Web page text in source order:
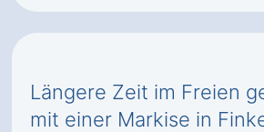
Längere Zeit im Freien
mit einer Markise in